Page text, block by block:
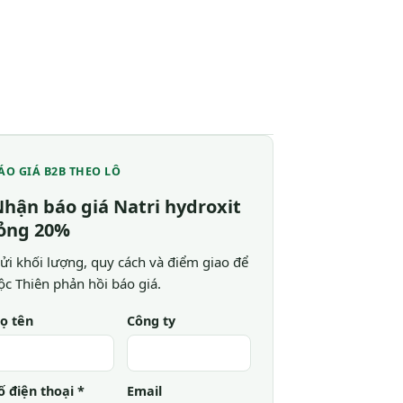
GIÁ B2B THEO LÔ
báo giá Natri hydroxit
20%
khối lượng, quy cách và điểm giao để
Thiên phản hồi báo giá.
tên Công ty
điện thoại * Email